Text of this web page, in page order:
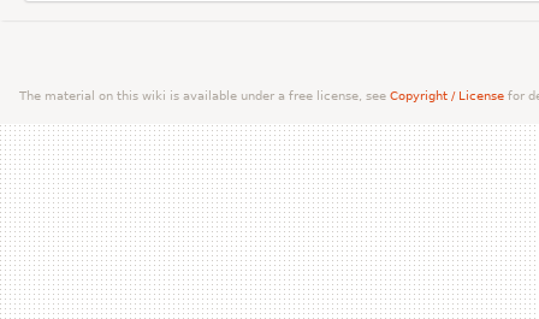
The material on this wiki is available under a free license, see Copyright / License for